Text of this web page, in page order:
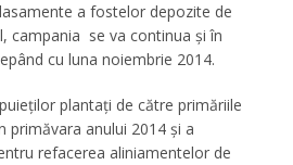
a fostelor depozite de
campania se va continua și în
cu luna noiembrie 2014.
plantați de către primăriile
primăvara anului 2014 și a
refacerea aliniamentelor de